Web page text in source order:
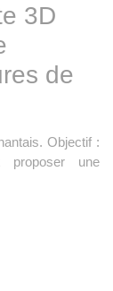
3D
de
Objectif :
proposer une